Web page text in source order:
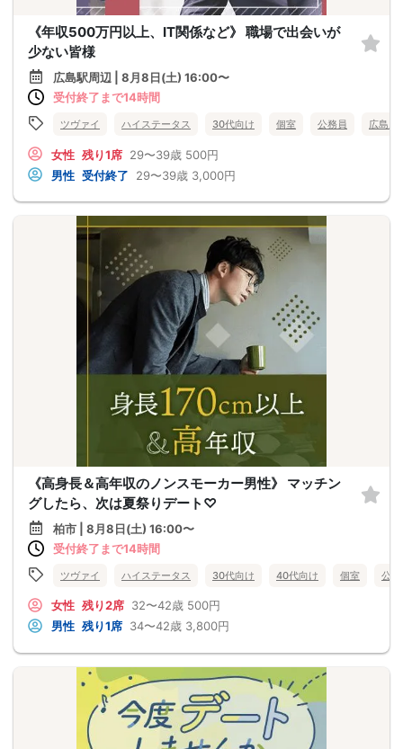
《年収500万円以上、IT関係など》 職場で出会いが
少ない皆様
広島駅周辺 | 8月8日(土) 16:00〜
受付終了まで14時間
ツヴァイ ハイステータス 30代向け 個室 公務員 広島県
女性 残り1席 29〜39歳 500円
男性 受付終了 29〜39歳 3,000円
《高身長＆高年収のノンスモーカー男性》 マッチン
グしたら、次は夏祭りデート♡
柏市 | 8月8日(土) 16:00〜
受付終了まで14時間
ツヴァイ ハイステータス 30代向け 40代向け 個室 公
女性 残り2席 32〜42歳 500円
男性 残り1席 34〜42歳 3,800円